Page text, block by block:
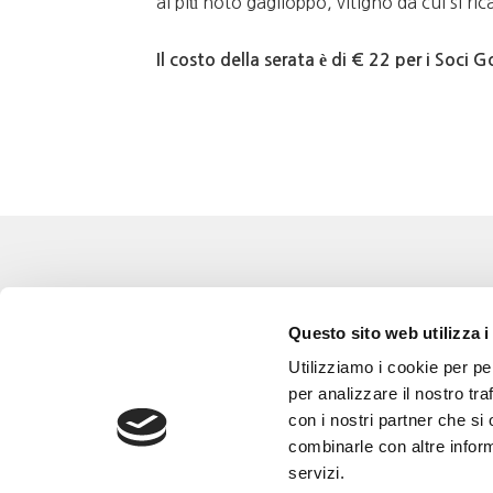
Questo sito web utilizza i
Utilizziamo i cookie per
per analizzare il nostro
con i nostri partner che si
combinarle con altre
servizi.
Il costo della serata è di € 22 per i Soci
Corsi e Progetti culturali
Cookie policy